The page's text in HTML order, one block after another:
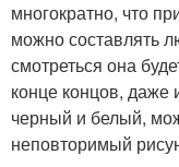
многократно, что
можно составлять
смотреться она
конце концов, даже
черный и белый,
неповторимый